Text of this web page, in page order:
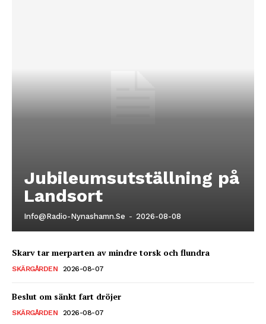
Jubileumsutställning på
Landsort
Info@radio-Nynashamn.se - 2026-08-08
Skarv tar merparten av mindre torsk och flundra
SKÄRGÅRDEN 2026-08-07
Beslut om sänkt fart dröjer
SKÄRGÅRDEN 2026-08-07